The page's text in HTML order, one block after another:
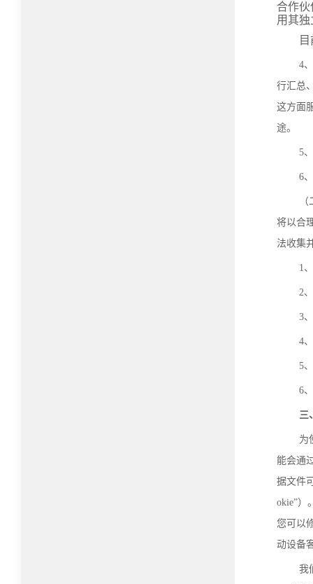
合作
用其
4
行汇总
这方面
途。
5
6
将以合
法收集
1
2
3
4
5
6
三
为
能会通
据文件
okie”）
您可以
动设备
我